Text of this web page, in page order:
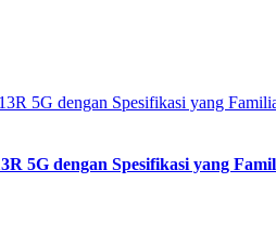
5G dengan Spesifikasi yang